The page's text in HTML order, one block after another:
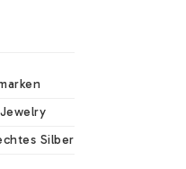
Silber